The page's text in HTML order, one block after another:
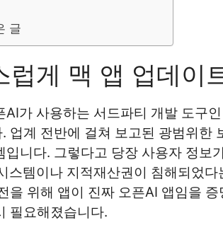
글
럽게 맥 앱 업데이
AI가 사용하는 서드파티 개발 도구
업계 전반에 걸쳐 보고된 광범위한
입니다. 그렇다고 당장 사용자 정보
스템이나 지적재산권이 침해되었
을 위해 앱이 진짜 오픈AI 앱임을
필요해졌습니다.